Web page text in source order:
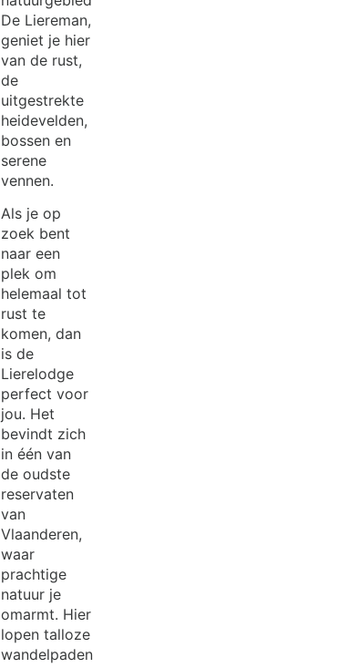
De Liereman,
geniet je hier
van de rust,
de
uitgestrekte
heidevelden,
bossen en
serene
vennen.
Als je op
zoek bent
naar een
plek om
helemaal tot
rust te
komen, dan
is de
Lierelodge
perfect voor
jou. Het
bevindt zich
in één van
de oudste
reservaten
van
Vlaanderen,
waar
prachtige
natuur je
omarmt. Hier
lopen talloze
wandelpaden